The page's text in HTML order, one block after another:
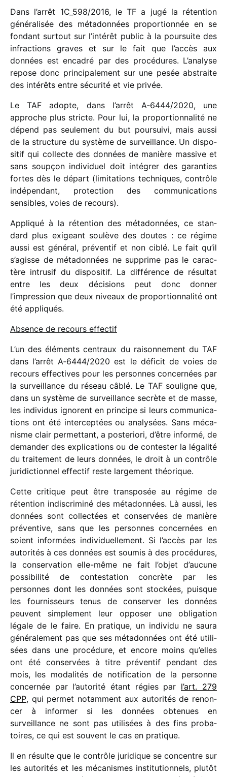
Dans l’arrêt 1C_​598/​2016, le TF a jugé la réten­tion
géné­ra­li­sée des méta­don­nées propor­tion­née en se
fondant surtout sur l’intérêt public à la pour­suite des
infrac­tions graves et sur le fait que l’accès aux
données est enca­dré par des procé­dures. L’analyse
repose donc prin­ci­pa­le­ment sur une pesée abstraite
des inté­rêts entre sécu­rité et vie privée.
Le TAF adopte, dans l’arrêt A‑6444/​2020, une
approche plus stricte. Pour lui, la propor­tion­na­lité ne
dépend pas seule­ment du but pour­suivi, mais aussi
de la struc­ture du système de surveillance. Un dispo­
si­tif qui collecte des données de manière massive et
sans soup­çon indi­vi­duel doit inté­grer des garan­ties
fortes dès le départ (limi­ta­tions tech­niques, contrôle
indé­pen­dant, protec­tion des commu­ni­ca­tions
sensibles, voies de recours).
Appliqué à la réten­tion des méta­don­nées, ce stan­
dard plus exigeant soulève des doutes : ce régime
aussi est géné­ral, préven­tif et non ciblé. Le fait qu’il
s’agisse de méta­don­nées ne supprime pas le carac­
tère intru­sif du dispo­si­tif. La diffé­rence de résul­tat
entre les deux déci­sions peut donc donner
l’impression que deux niveaux de propor­tion­na­lité ont
été appliqués.
Absence de recours effectif
L’un des éléments centraux du raison­ne­ment du TAF
dans l’arrêt A‑6444/​2020 est le défi­cit de voies de
recours effec­tives pour les personnes concer­nées par
la surveillance du réseau câblé. Le TAF souligne que,
dans un système de surveillance secrète et de masse,
les indi­vi­dus ignorent en prin­cipe si leurs commu­ni­ca­
tions ont été inter­cep­tées ou analy­sées. Sans méca­
nisme clair permet­tant, a poste­riori, d’être informé, de
deman­der des expli­ca­tions ou de contes­ter la léga­lité
du trai­te­ment de leurs données, le droit à un contrôle
juri­dic­tion­nel effec­tif reste large­ment théorique.
Cette critique peut être trans­po­sée au régime de
réten­tion indis­cri­miné des méta­don­nées. Là aussi, les
données sont collec­tées et conser­vées de manière
préven­tive, sans que les personnes concer­nées en
soient infor­mées indi­vi­duel­le­ment. Si l’accès par les
auto­ri­tés à ces données est soumis à des procé­dures,
la conser­va­tion elle-même ne fait l’objet d’aucune
possi­bi­lité de contes­ta­tion concrète par les
personnes dont les données sont stockées, puisque
les four­nis­seurs tenus de conser­ver les données
peuvent simple­ment leur oppo­ser une obli­ga­tion
légale de le faire. En pratique, un indi­vidu ne saura
géné­ra­le­ment pas que ses méta­don­nées ont été utili­
sées dans une procé­dure, et encore moins qu’elles
ont été conser­vées à titre préven­tif pendant des
mois, les moda­li­tés de noti­fi­ca­tion de la personne
concer­née par l’autorité étant régies par l’art. 279
CPP, qui permet notam­ment aux auto­ri­tés de renon­
cer à infor­mer si les données obte­nues en
surveillance ne sont pas utili­sées à des fins proba­
toires, ce qui est souvent le cas en pratique.
Il en résulte que le contrôle juri­dique se concentre sur
les auto­ri­tés et les méca­nismes insti­tu­tion­nels, plutôt